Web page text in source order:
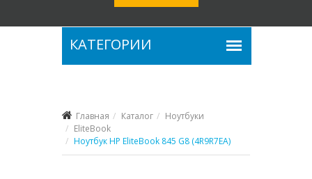
Главная Каталог
Ноутбуки
EliteBook
Ноутбук HP EliteBook 845 G8 (4R9R7EA)